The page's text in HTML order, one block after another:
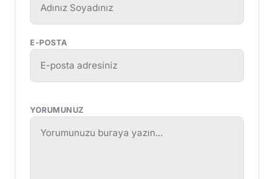
E-POSTA
YORUMUNUZ